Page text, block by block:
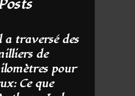
a traversé des
de
pour
Ce que